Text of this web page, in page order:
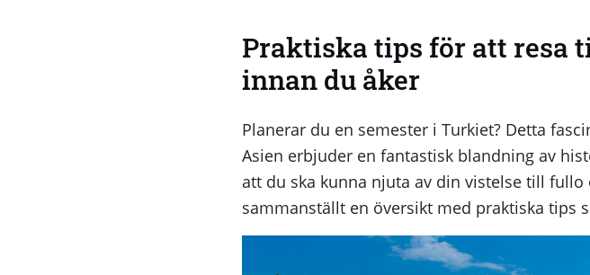
Praktiska tips för att resa
innan du åker
Planerar du en semester i Turkiet? Detta
Asien erbjuder en fantastisk blandning av
att du ska kunna njuta av din vistelse till
sammanställt en översikt med praktiska tips